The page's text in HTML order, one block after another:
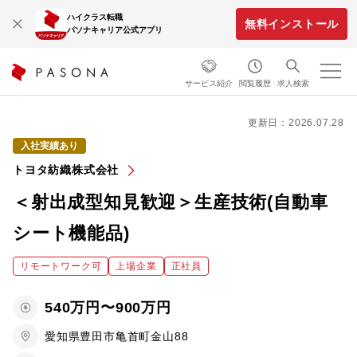
ハイクラス転職
パソナキャリア公式アプリ
無料インストール
サービス紹介 閲覧履歴 求人検索
更新日：2026.07.28
入社実績あり
トヨタ紡織株式会社
＜射出成型知見歓迎＞生産技術(自動車
シート機能品)
リモートワーク可 上場企業 正社員
540万円〜900万円
愛知県豊田市亀首町金山88